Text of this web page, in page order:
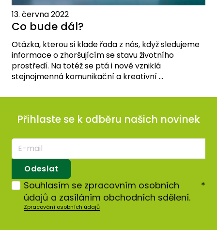
Co bude dál?
13. června 2022
Otázka, kterou si klade řada z nás, když sledujeme
informace o zhoršujícím se stavu životního
prostředí. Na totéž se ptá i nově vzniklá
stejnojmenná komunikační a kreativní ...
Přihlaste se k odběru našich novinek
E-
mail
Odeslat
Souhlasím se zpracovním osobních
údajů a zasíláním obchodních sdělení.
*
Zpracování osobních údajů